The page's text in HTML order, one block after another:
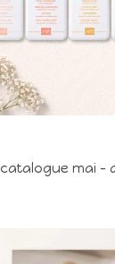
catalogue mai -